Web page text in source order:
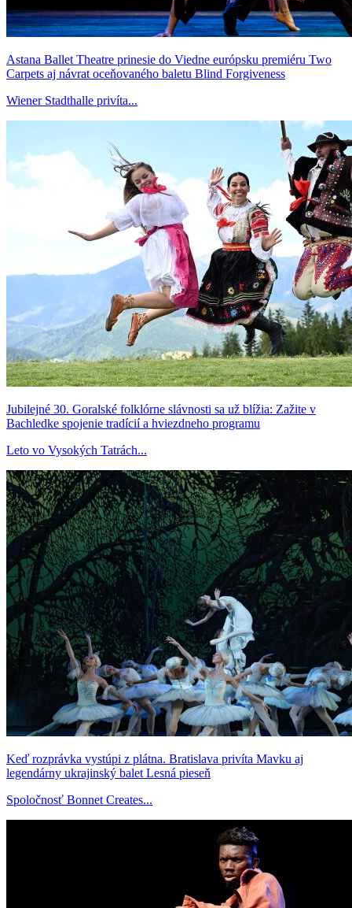
Astana Ballet Theatre prinesie do Viedne európsku premiéru Two
Carpets aj návrat oceňovaného baletu Blind Forgiveness
Wiener Stadthalle privíta...
Jubilejné 30. Goralské folklórne slávnosti sa už blížia: Zažite v
Bachledke spojenie tradícií a hviezdneho programu
Leto vo Vysokých Tatrách...
Keď rozprávka vystúpi z plátna. Bratislava privíta Mavku aj
legendárny ukrajinský balet Lesná pieseň
Spoločnosť Bonnet Creates...